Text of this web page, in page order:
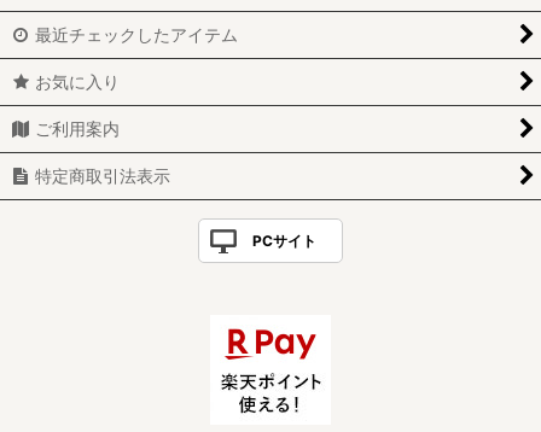
最近チェックしたアイテム
お気に入り
ご利用案内
特定商取引法表示
PCサイト